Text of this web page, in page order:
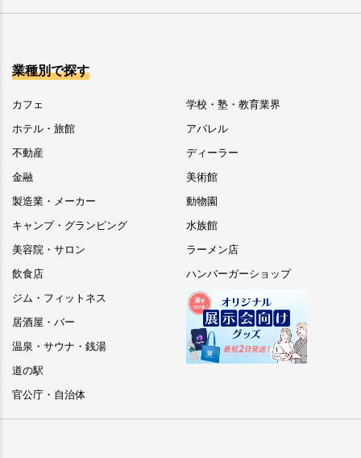
業種別で探す
カフェ
ホテル・旅館
不動産
金融
製造業・メーカー
キャンプ・グランピング
美容院・サロン
飲食店
ジム・フィットネス
居酒屋・バー
温泉・サウナ・銭湯
道の駅
官公庁・自治体
学校・塾・教育業界
アパレル
ディーラー
美術館
動物園
水族館
ラーメン店
ハンバーガーショップ